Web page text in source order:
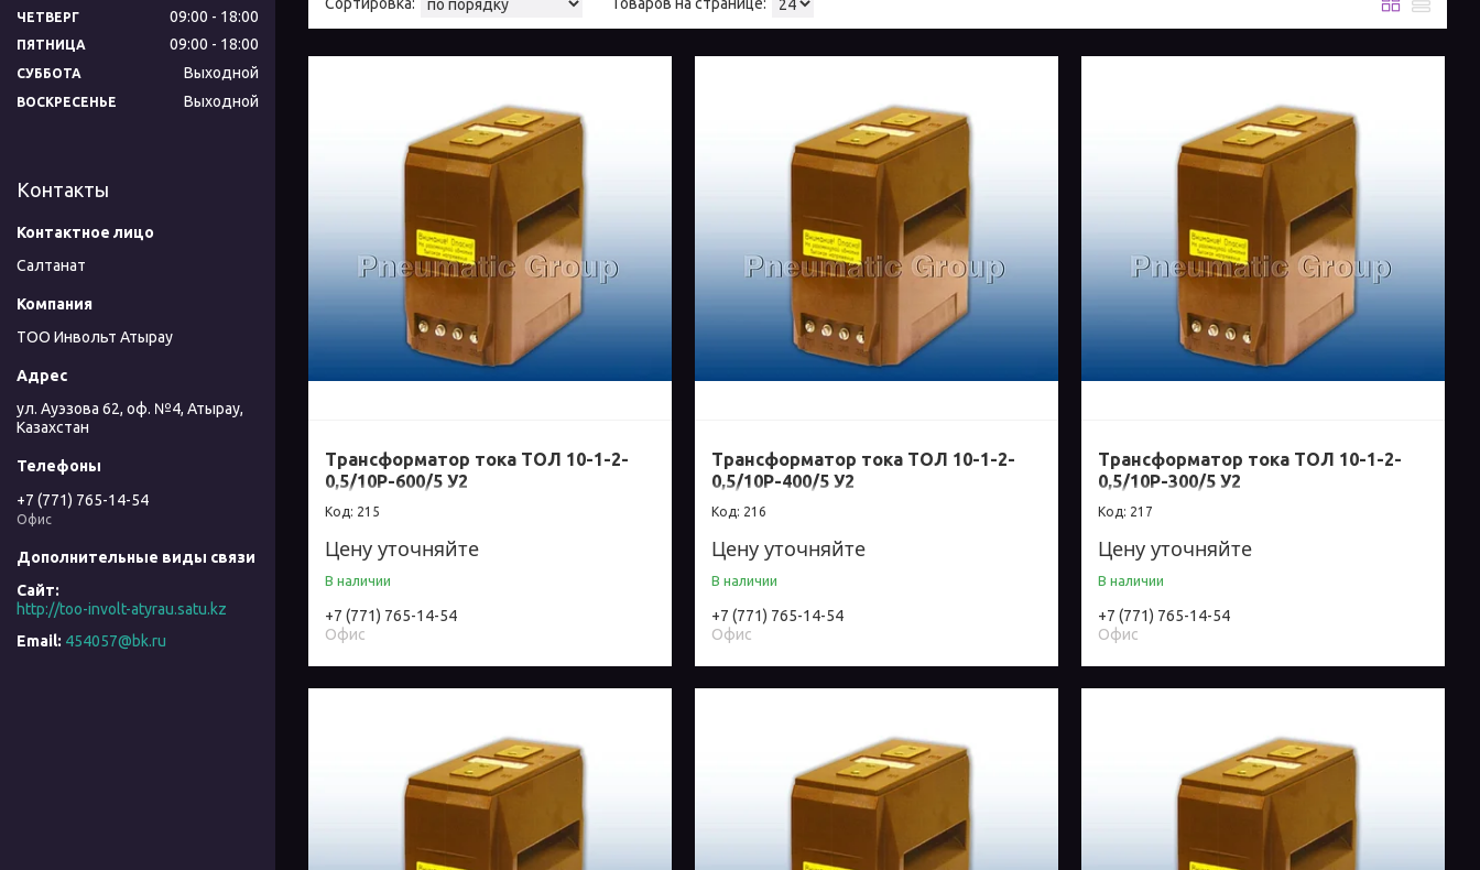
Трансформатор тока ТОЛ 10-1-2-
0,5/10Р-600/5 У2
215
Цену уточняйте
В наличии
+7 (771) 765-14-54
Офис
Трансформатор тока ТОЛ 10-1-2-
0,5/10Р-400/5 У2
216
Цену уточняйте
В наличии
+7 (771) 765-14-54
Офис
Трансформатор тока ТОЛ 10-1-2-
0,5/10Р-300/5 У2
217
Цену уточняйте
В наличии
+7 (771) 765-14-54
Офис
ЧЕТВЕРГ 09:00 18:00
ПЯТНИЦА 09:00 18:00
СУББОТА Выходной
ВОСКРЕСЕНЬЕ Выходной
Контакты
Салтанат
ТОО Инвольт Атырау
ул. Ауэзова 62, оф. №4, Атырау,
Казахстан
+7 (771) 765-14-54
Офис
http://too-involt-atyrau.satu.kz
454057@bk.ru